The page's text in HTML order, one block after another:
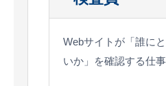
Webサイトが「誰に
いか」を確認する仕事